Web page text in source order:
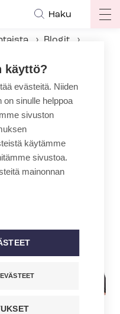
Haku
Blogit
käyttö?
evästeitä. Niiden
sinulle helppoa
sivuston
käytämme
sivustoa.
mainonnan